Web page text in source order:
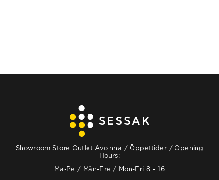
Showroom Store Outlet Avoinna / Öppettider / Opening
Hours:
Ma-Pe / Mån-Fre / Mon-Fri 8 – 16